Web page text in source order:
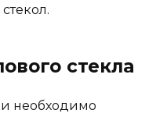
стекла
необходимо